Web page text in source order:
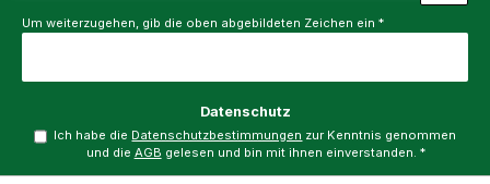
Um weiterzugehen, gib die oben abgebildeten Zeichen ein *
Datenschutz
Ich habe die Datenschutzbestimmungen zur Kenntnis genommen
und die AGB gelesen und bin mit ihnen einverstanden. *